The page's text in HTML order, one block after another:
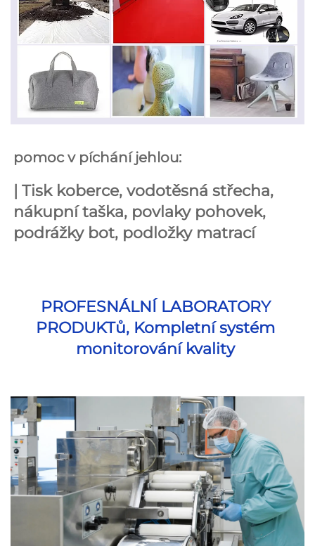
pomoc v píchání jehlou:
| Tisk koberce, vodotěsná střecha,
nákupní taška, povlaky pohovek,
podrážky bot, podložky matrací
PROFESNÁLNÍ LABORATORY
PRODUKTů, Kompletní systém
monitorování kvality